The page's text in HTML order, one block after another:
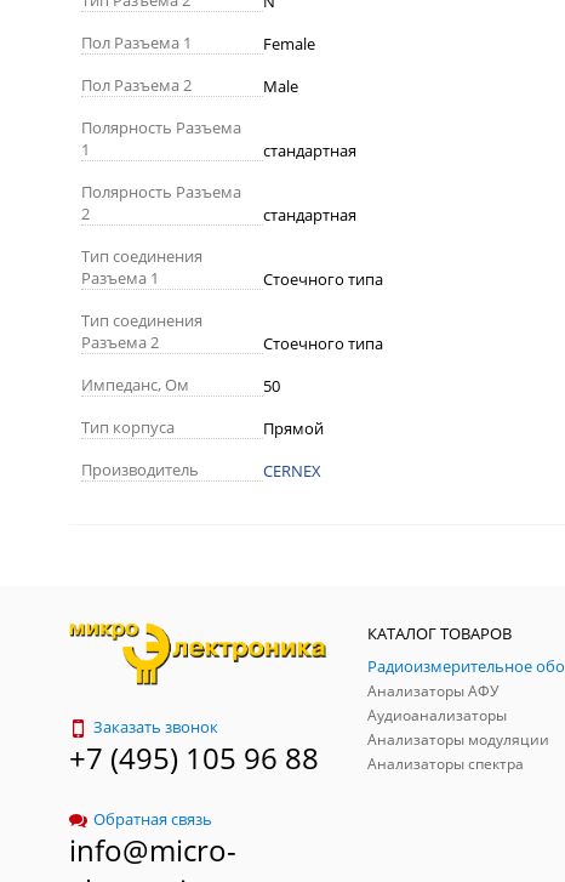
Пол Разъема 1
Female
Пол Разъема 2
Male
Полярность Разъема
1
стандартная
Полярность Разъема
2
стандартная
Тип соединения
Разъема 1
Стоечного типа
Тип соединения
Разъема 2
Стоечного типа
Импеданс, Ом
50
Тип корпуса
Прямой
Производитель
CERNEX
Заказать звонок
+7 (495) 105 96 88
Обратная связь
info@micro-
КАТАЛОГ ТОВАРОВ
Анализаторы АФУ
Аудиоанализаторы
Анализаторы модуляции
Анализаторы спектра